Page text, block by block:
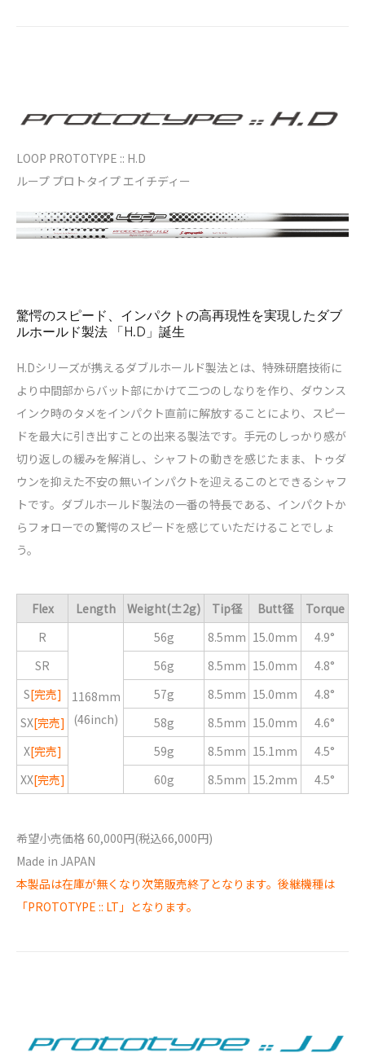
LOOP PROTOTYPE :: H.D
ループ プロトタイプ エイチディー
驚愕のスピード、インパクトの高再現性を実現したダブ
ルホールド製法 「H.D」誕生
H.Dシリーズが携えるダブルホールド製法とは、特殊研磨技術に
より中間部からバット部にかけて二つのしなりを作り、ダウンス
インク時のタメをインパクト直前に解放することにより、スピー
ドを最大に引き出すことの出来る製法です。手元のしっかり感が
切り返しの緩みを解消し、シャフトの動きを感じたまま、トゥダ
ウンを抑えた不安の無いインパクトを迎えるこのとできるシャフ
トです。ダブルホールド製法の一番の特長である、インパクトか
らフォローでの驚愕のスピードを感じていただけることでしょ
う。
Flex Length Weight(±2g) Tip径 Butt径
Torque
R
1168mm
(46inch)
56g 8.5mm 15.0mm
4.9°
SR
56g 8.5mm 15.0mm
4.8°
S[完売] 57g 8.5mm 15.0mm
4.8°
SX[完売] 58g 8.5mm 15.0mm
4.6°
X[完売] 59g 8.5mm 15.1mm
4.5°
XX[完売] 60g 8.5mm 15.2mm 4.5°
希望小売価格 60,000円(税込66,000円)
Made in JAPAN
本製品は在庫が無くなり次第販売終了となります。後継機種は
「PROTOTYPE :: LT」となります。